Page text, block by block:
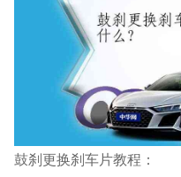
鼓刹更换刹车片教程：